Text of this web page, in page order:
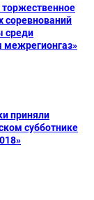
соревнований
среди
межрегионгаз»
приняли
субботнике